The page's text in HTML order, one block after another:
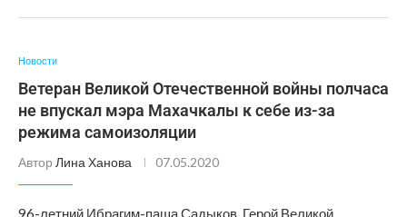
Новости
Ветеран Великой Отечественной войны полчаса
не впускал мэра Махачкалы к себе из-за
режима самоизоляции
Автор Лина Ханова 07.05.2020
96-летний Ибрагим-паша Садыков, Герой Великой